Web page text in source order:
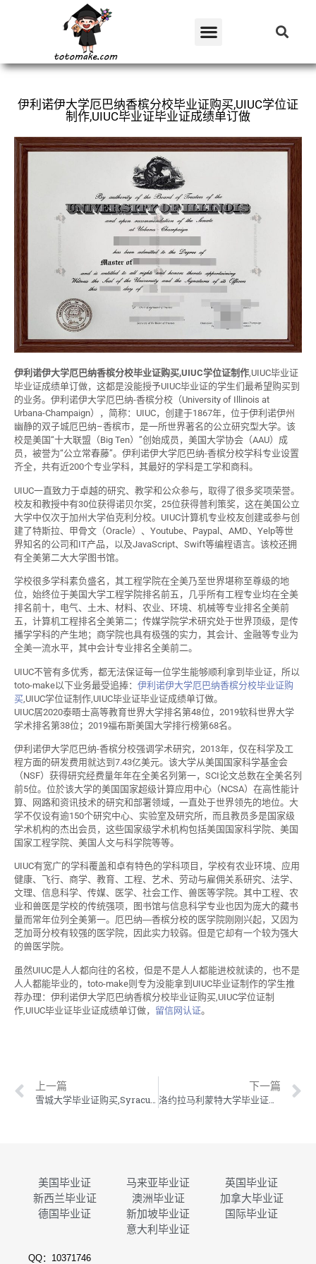
伊利诺伊大学厄巴纳香槟分校毕业证购买,UIUC学位证
制作,UIUC毕业证毕业证成绩单订做
伊利诺伊大学厄巴纳香槟分校毕业证购买,UIUC学位证制作,UIUC毕业证
毕业证成绩单订做，这都是没能授予UIUC毕业证的学生们最希望购买到
的业务。伊利诺伊大学厄巴纳-香槟分校（University of Illinois at
Urbana-Champaign），简称：UIUC，创建于1867年，位于伊利诺伊州
幽静的双子城厄巴纳–香槟市，是一所世界著名的公立研究型大学。该
校是美国“十大联盟（Big Ten）”创始成员，美国大学协会（AAU）成
员，被誉为“公立常春藤”。伊利诺伊大学厄巴纳-香槟分校学科专业设置
齐全，共有近200个专业学科，其最好的学科是工学和商科。
UIUC一直致力于卓越的研究、教学和公众参与，取得了很多奖项荣誉。
校友和教授中有30位获得诺贝尔奖，25位获得普利策奖，这在美国公立
大学中仅次于加州大学伯克利分校。UIUC计算机专业校友创建或参与创
建了特斯拉、甲骨文（Oracle）、Youtube、Paypal、AMD、Yelp等世
界知名的公司和IT产品，以及JavaScript、Swift等编程语言。该校还拥
有全美第二大大学图书馆。
学校很多学科素负盛名，其工程学院在全美乃至世界堪称至尊级的地
位，始终位于美国大学工程学院排名前五，几乎所有工程专业均在全美
排名前十，电气、土木、材料、农业、环境、机械等专业排名全美前
五，计算机工程排名全美第二；传媒学院学术研究处于世界顶级，是传
播学学科的产生地；商学院也具有极强的实力，其会计、金融等专业为
全美一流水平，其中会计专业排名全美前二。
UIUC不管有多优秀，都无法保证每一位学生能够顺利拿到毕业证，所以
toto-make以下业务最受追捧： 伊利诺伊大学厄巴纳香槟分校毕业证购
买 ,UIUC学位证制作,UIUC毕业证毕业证成绩单订做。
UIUC居2020泰晤士高等教育世界大学排名第48位，2019软科世界大学
学术排名第38位；2019福布斯美国大学排行榜第68名。
伊利诺伊大学厄巴纳-香槟分校强调学术研究，2013年，仅在科学及工
程方面的研发费用就达到7.43亿美元。该大学从美国国家科学基金会
（NSF）获得研究经费量年年在全美名列第一，SCI论文总数在全美名列
前5位。位於该大学的美国国家超级计算应用中心（NCSA）在高性能计
算、网路和资讯技术的研究和部署领域，一直处于世界领先的地位。大
学不仅设有逾150个研究中心、实验室及研究所，而且教员多是国家级
学术机构的杰出会员，这些国家级学术机构包括美国国家科学院、美国
国家工程学院、美国人文与科学院等等。
UIUC有宽广的学科覆盖和卓有特色的学科项目，学校有农业环境、应用
健康、飞行、商学、教育、工程、艺术、劳动与雇佣关系研究、法学、
文理、信息科学、传媒、医学、社会工作、兽医等学院。其中工程、农
业和兽医是学校的传统强项，图书馆与信息科学专业也因为庞大的藏书
量而常年位列全美第一。厄巴纳―香槟分校的医学院刚刚兴起，又因为
芝加哥分校有较强的医学院，因此实力较弱。但是它却有一个较为强大
的兽医学院。
虽然UIUC是人人都向往的名校，但是不是人人都能进校就读的，也不是
人人都能毕业的，toto-make则专为没能拿到UIUC毕业证制作的学生推
荐办理：伊利诺伊大学厄巴纳香槟分校毕业证购买,UIUC学位证制
作,UIUC毕业证毕业证成绩单订做， 留信网认证。
上一篇
雪城大学毕业证购买,Syracuse学位证制作,雪城大学毕业证成绩单订做
下一篇
洛约拉马利蒙特大学毕业证购买,LMU学位证制作,洛约拉马利蒙特大学毕业证成绩单订做
美国毕业证 马来亚毕业证
英国毕业证
新西兰毕业证
澳洲毕业证
加拿大毕业证
德国毕业证
新加坡毕业证
国际毕业证
意大利毕业证
QQ：10371746